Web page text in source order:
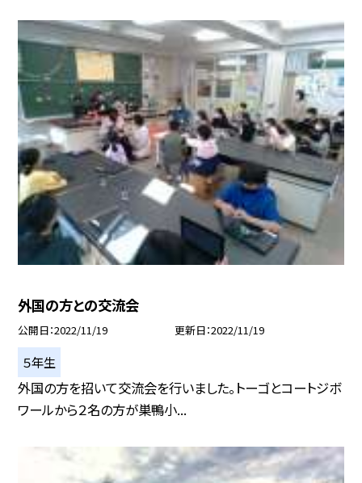
外国の方との交流会
公開日 2022/11/19 更新日 2022/11/19
５年生
外国の方を招いて交流会を行いました。トーゴとコートジボ
ワールから２名の方が巣鴨小...